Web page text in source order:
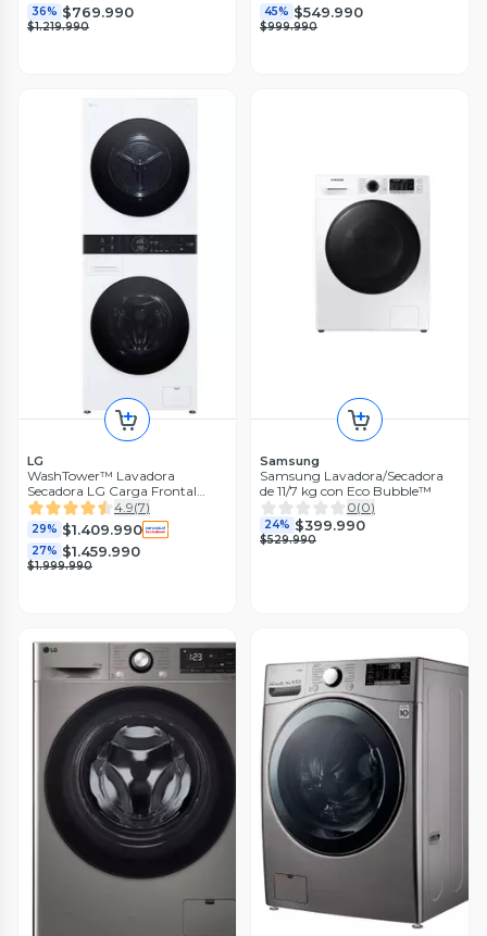
36% $769.990
$1.219.990
45% $549.990
$999.990
LG
WashTower™ Lavadora
Secadora LG Carga Frontal
14/10Kg WK14WS6R con
AIDD™
4.9(7)
29% $1.409.990
27% $1.459.990
$1.999.990
Samsung
Samsung Lavadora/Secadora
de 11/7 kg con Eco Bubble™
0(0)
24% $399.990
$529.990